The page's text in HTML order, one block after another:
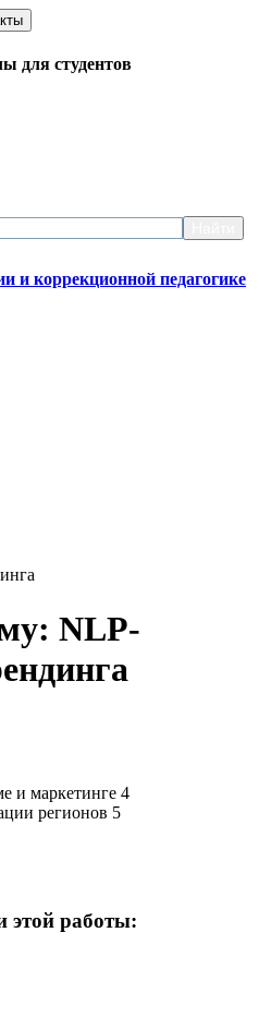
для студентов
и коррекционной педагогике
NLP-
и маркетинге 4
регионов 5
этой работы: